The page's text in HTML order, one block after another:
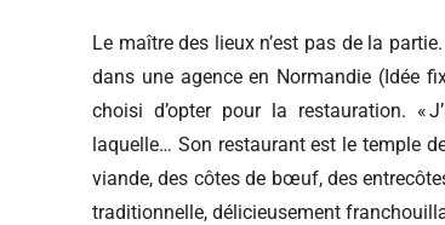
Le maître des lieux n’est pas de la
dans une agence en Normandie (Idée
choisi d’opter pour la restauration. «
laquelle… Son restaurant est le temple
viande, des côtes de bœuf, des
traditionnelle, délicieusement